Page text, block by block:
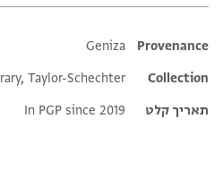
Additional metadata
Provenance
Geniza
Collection
Taylor-Schechter
תאריך קלט
In PGP since 2019